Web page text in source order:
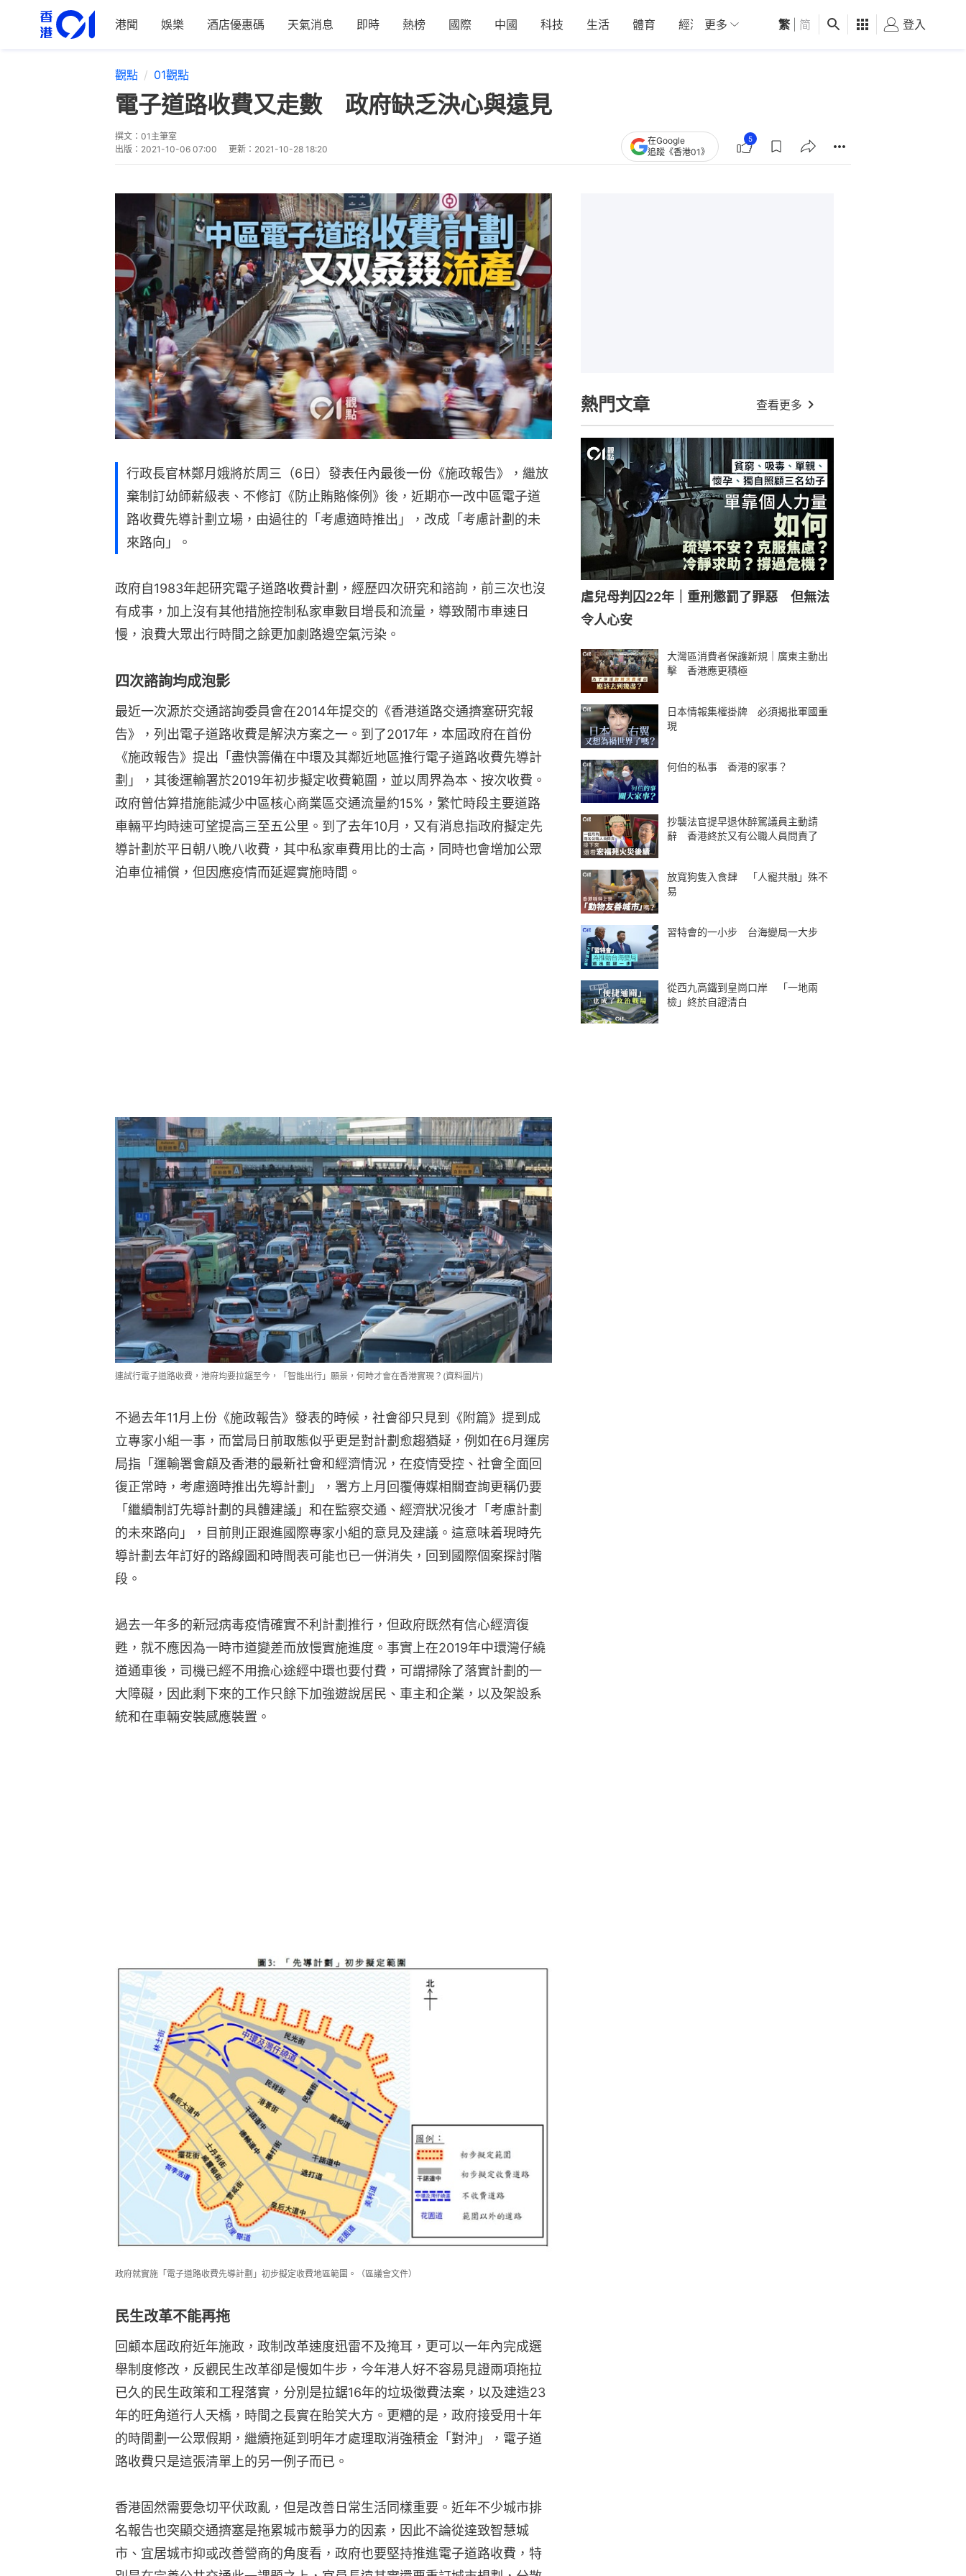
港聞 娛樂 酒店優惠碼 天氣消息 即時 熱榜 國際 中國 科技 生活 體育 經濟 01深圳 觀點 健康 好食玩飛
更多 繁 简 登入
觀點 01觀點
電子道路收費又走數 政府缺乏決心與遠見
撰文： 01主筆室
出版： 2021-10-06 07:00 更新： 2021-10-28 18:20
在Google
追蹤《香港01》
5
行政長官林鄭月娥將於周三（6日）發表任內最後一份《施政報告》，繼放
棄制訂幼師薪級表、不修訂《防止賄賂條例》後，近期亦一改中區電子道
路收費先導計劃立場，由過往的「考慮適時推出」，改成「考慮計劃的未
來路向」。
政府自1983年起研究電子道路收費計劃，經歷四次研究和諮詢，前三次也沒
有成事，加上沒有其他措施控制私家車數目增長和流量，導致鬧市車速日
慢，浪費大眾出行時間之餘更加劇路邊空氣污染。
四次諮詢均成泡影
最近一次源於交通諮詢委員會在2014年提交的《香港道路交通擠塞研究報
告》，列出電子道路收費是解決方案之一。到了2017年，本屆政府在首份
《施政報告》提出「盡快籌備在中環及其鄰近地區推行電子道路收費先導計
劃」，其後運輸署於2019年初步擬定收費範圍，並以周界為本、按次收費。
政府曾估算措施能減少中區核心商業區交通流量約15%，繁忙時段主要道路
車輛平均時速可望提高三至五公里。到了去年10月，又有消息指政府擬定先
導計劃於平日朝八晚八收費，其中私家車費用比的士高，同時也會增加公眾
泊車位補償，但因應疫情而延遲實施時間。
連試行電子道路收費，港府均要拉鋸至今，「智能出行」願景，何時才會在香港實現？(資料圖片)
不過去年11月上份《施政報告》發表的時候，社會卻只見到《附篇》提到成
立專家小組一事，而當局日前取態似乎更是對計劃愈趨猶疑，例如在6月運房
局指「運輸署會顧及香港的最新社會和經濟情況，在疫情受控、社會全面回
復正常時，考慮適時推出先導計劃」，署方上月回覆傳媒相關查詢更稱仍要
「繼續制訂先導計劃的具體建議」和在監察交通、經濟狀况後才「考慮計劃
的未來路向」，目前則正跟進國際專家小組的意見及建議。這意味着現時先
導計劃去年訂好的路線圖和時間表可能也已一併消失，回到國際個案探討階
段。
過去一年多的新冠病毒疫情確實不利計劃推行，但政府既然有信心經濟復
甦，就不應因為一時市道變差而放慢實施進度。事實上在2019年中環灣仔繞
道通車後，司機已經不用擔心途經中環也要付費，可謂掃除了落實計劃的一
大障礙，因此剩下來的工作只餘下加強遊說居民、車主和企業，以及架設系
統和在車輛安裝感應裝置。
政府就實施「電子道路收費先導計劃」初步擬定收費地區範圍。（區議會文件）
民生改革不能再拖
回顧本屆政府近年施政，政制改革速度迅雷不及掩耳，更可以一年內完成選
舉制度修改，反觀民生改革卻是慢如牛步，今年港人好不容易見證兩項拖拉
已久的民生政策和工程落實，分別是拉鋸16年的垃圾徵費法案，以及建造23
年的旺角道行人天橋，時間之長實在貽笑大方。更糟的是，政府接受用十年
的時間劃一公眾假期，繼續拖延到明年才處理取消強積金「對沖」，電子道
路收費只是這張清單上的另一例子而已。
香港固然需要急切平伏政亂，但是改善日常生活同樣重要。近年不少城市排
名報告也突顯交通擠塞是拖累城市競爭力的因素，因此不論從達致智慧城
市、宜居城市抑或改善營商的角度看，政府也要堅持推進電子道路收費，特
熱門文章 查看更多
虐兒母判囚22年｜重刑懲罰了罪惡 但無法
令人心安
大灣區消費者保護新規｜廣東主動出
擊 香港應更積極
日本情報集權掛牌 必須揭批軍國重
現
何伯的私事 香港的家事？
抄襲法官提早退休醉駕議員主動請
辭 香港終於又有公職人員問責了
放寬狗隻入食肆 「人寵共融」殊不
易
習特會的一小步 台海變局一大步
從西九高鐵到皇崗口岸 「一地兩
檢」終於自證清白